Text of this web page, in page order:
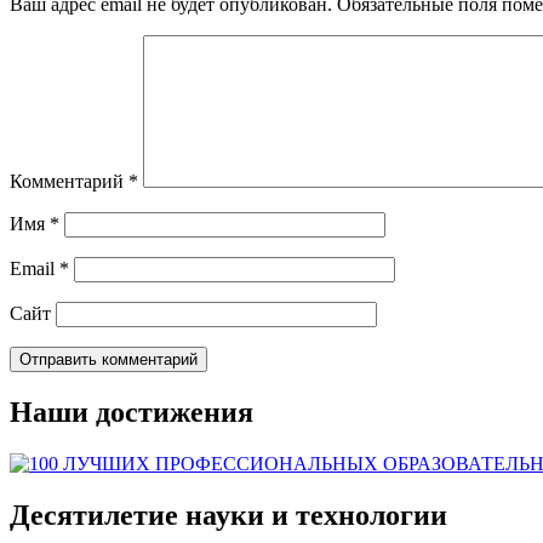
Ваш адрес email не будет опубликован. Обязательные поля
Комментарий *
Имя *
Email *
Сайт
Наши достижения
Десятилетие науки и технологии